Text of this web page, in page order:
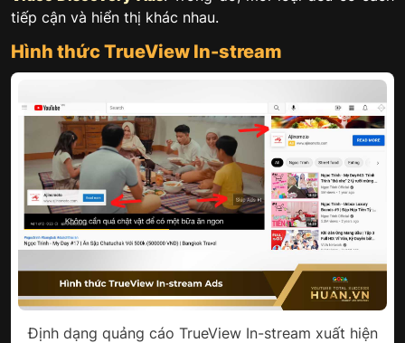
tiếp cận và hiển thị khác nhau.
Hình thức TrueView In-stream
Định dạng quảng cáo TrueView In-stream xuất hiện